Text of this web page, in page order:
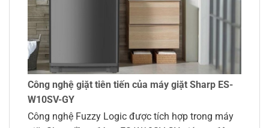
Công nghệ giặt tiên tiến của máy giặt Sharp ES-
W10SV-GY
Công nghệ Fuzzy Logic được tích hợp trong máy